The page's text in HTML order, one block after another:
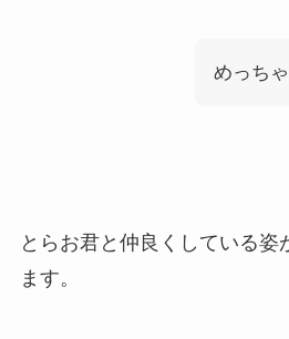
めっち
とらお君と仲良くしている姿
ます。